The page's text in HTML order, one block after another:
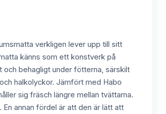
verkligen lever upp till sitt
känns som ett konstverk på
behagligt under fötterna, särskilt
halkolyckor. Jämfört med Habo
sig fräsch längre mellan tvättarna.
annan fördel är att den är lätt att